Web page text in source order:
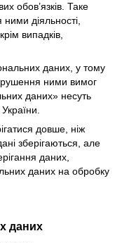
обов’язків. Таке
діяльності,
випадків,
даних, у тому
ними вимог
даних» несуть
довше, ніж
зберігаються, але
даних,
даних на обробку
даних